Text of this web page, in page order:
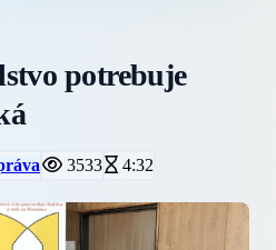
potrebuje
3533 4:32